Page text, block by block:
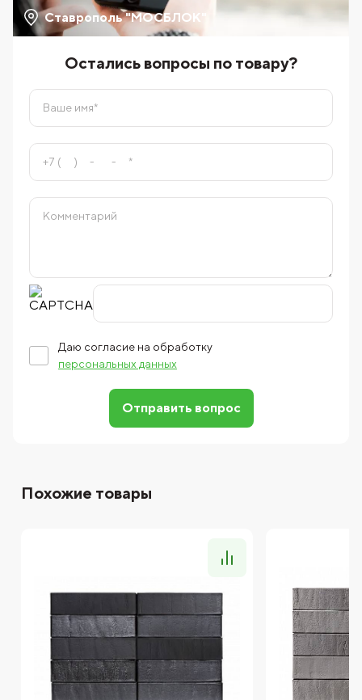
Ставрополь "МОСБЛОК"
Остались вопросы по товару?
Даю согласие на обработку
персональных данных
Отправить вопрос
Похожие товары